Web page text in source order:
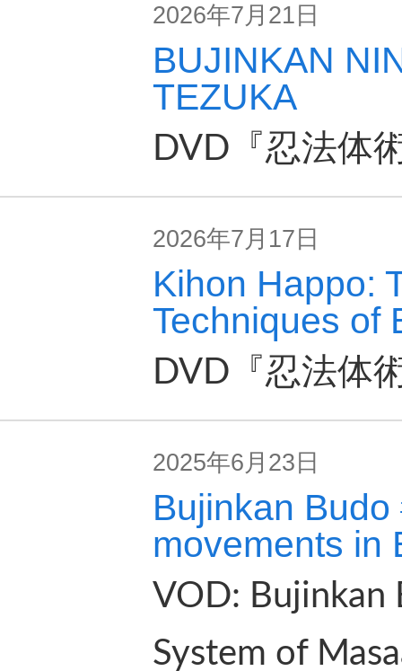
2026年7月21日
BUJINKAN
TEZUKA
DVD『忍法体
2026年7月17日
Kihon Happo:
Techniques of
DVD『忍法体
2025年6月23日
Bujinkan
movements in
VOD: Bujinkan
System of